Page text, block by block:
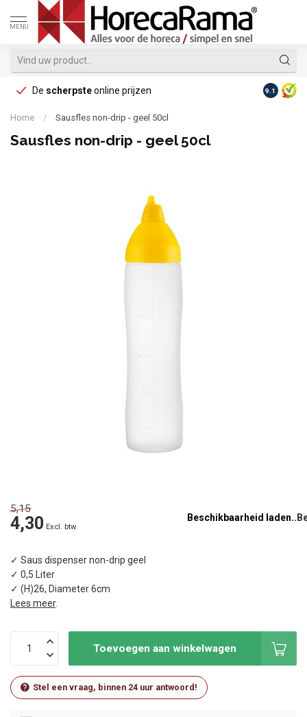
MENU
De scherpsteonline prijzen Op
9.1
Home / Sausfles non-drip - geel 50cl
Sausfles non-drip - geel 50cl
5,15
4,30 Excl. btw
Beschikbaarheid laden..
✓ Saus dispenser non-drip geel
✓ 0,5 Liter
✓ (H)26, Diameter 6cm
Lees meer.
Toevoegen aan winkelwagen
Stel een vraag, binnen 24 uur antwoord!